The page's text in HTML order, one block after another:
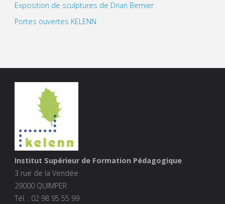
Exposition de sculptures de Drian Bernier
Portes ouvertes KELENN
Institut Supérieur de Formation Pédagogique
3 rue de la Vendée
29000 QUIMPER
Tél. : 02 98 95 55 99